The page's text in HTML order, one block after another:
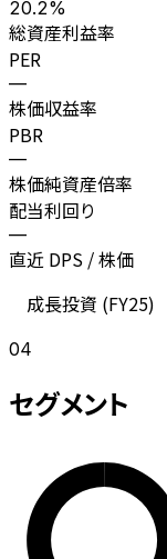
20.2%
総資産利益率
PER
—
株価収益率
PBR
—
株価純資産倍率
配当利回り
—
直近 DPS / 株価
成長投資 (FY25)
04
セグメント